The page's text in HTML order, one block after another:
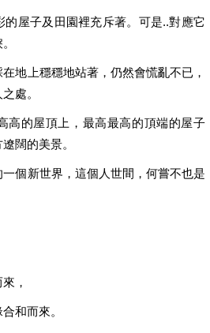
的屋子及田園裡充斥著。可是..對應它
地上穩穩地站著，仍然會慌亂不已，
處。
高的屋頂上，最高最高的頂端的屋子
闊的美景。
個新世界，這個人世間，何嘗不也是
，
和而來。